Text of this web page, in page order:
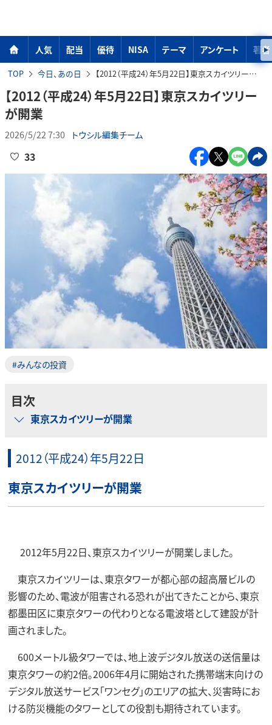
人気 配当 優待 NISA テーマ アンケート 著者
TOP 今日、あの日 【2012（平成24）年5月22日】東京スカイツリーが開業
【2012（平成24）年5月22日】東京スカイツリー
が開業
2026/5/22 7:30 トウシル編集チーム
33
#みんなの投資
目次
東京スカイツリーが開業
2012（平成24）年5月22日
東京スカイツリーが開業
2012年5月22日、東京スカイツリーが開業しました。
東京スカイツリーは、東京タワーが都心部の超高層ビルの
影響のため、電波が阻害される恐れが出てきたことから、東京
都墨田区に東京タワーの代わりとなる電波塔として建設が計
画されました。
600メートル級タワーでは、地上波デジタル放送の送信量は
東京タワーの約2倍。2006年4月に開始された携帯端末向けの
デジタル放送サービス「ワンセグ」のエリアの拡大、災害時にお
ける防災機能のタワーとしての役割も期待されています。